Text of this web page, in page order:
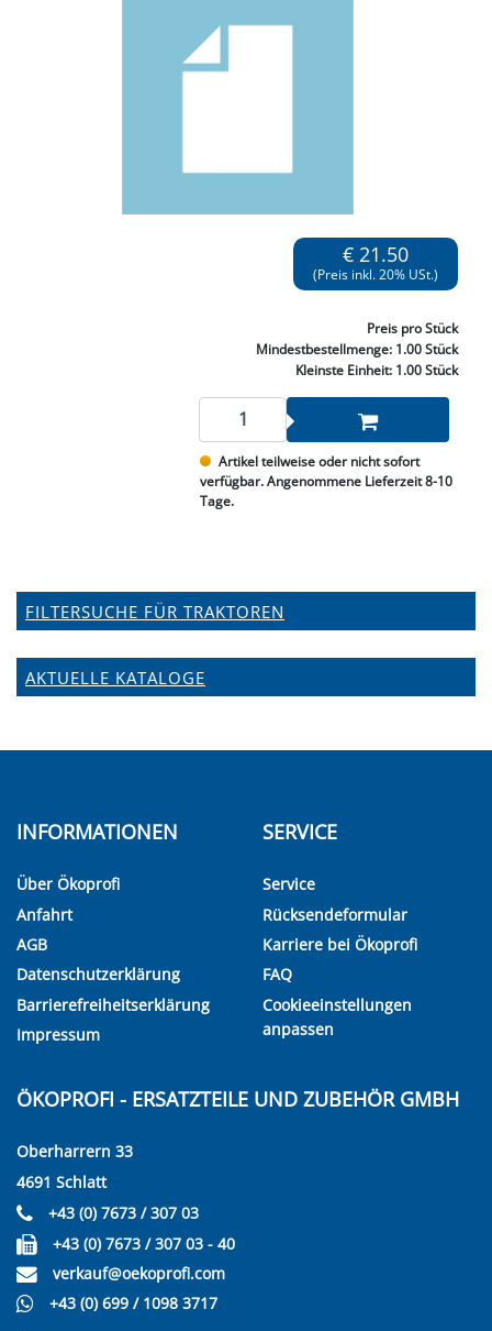
FILTERSUCHE FÜR TRAKTOREN
AKTUELLE KATALOGE
€ 21.50
(Preis inkl. 20% USt.)
Preis pro Stück
Mindestbestellmenge: 1.00 Stück
Kleinste Einheit: 1.00 Stück
Artikel teilweise oder nicht sofort
verfügbar. Angenommene Lieferzeit 8-10
Tage.
INFORMATIONEN
Über Ökoprofi
Anfahrt
AGB
Datenschutzerklärung
Barrierefreiheitserklärung
Impressum
SERVICE
Service
Rücksendeformular
Karriere bei Ökoprofi
FAQ
Cookieeinstellungen
anpassen
ÖKOPROFI - ERSATZTEILE UND ZUBEHÖR GMBH
Oberharrern 33
4691 Schlatt
+43 (0) 7673 / 307 03
+43 (0) 7673 / 307 03 - 40
verkauf@oekoprofi.com
+43 (0) 699 / 1098 3717